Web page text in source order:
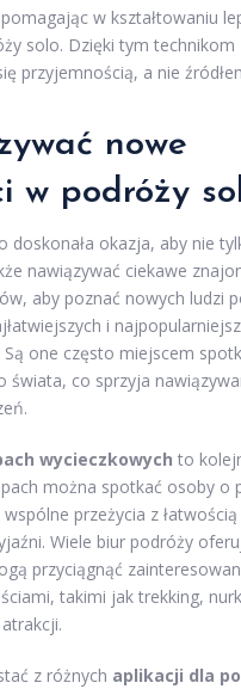
w kształtowaniu
solo. Dzięki tym technikom
przyjemnością, a nie
nowe
w podróży
doskonała okazja, aby nie
nawiązywać ciekawe
aby poznać nowych ludzi
i
Są one często miejscem
świata, co sprzyja
wycieczkowych to
można spotkać osoby o
przeżycia z
Wiele biur podróży
przyciągnąć
takimi jak trekking,
z różnych aplikacji dla